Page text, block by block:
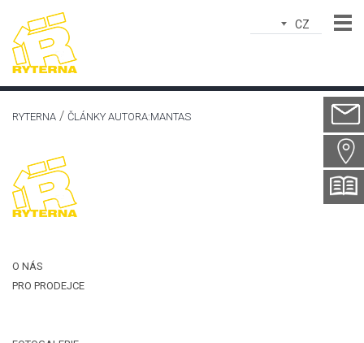
Jméno*
E-mailem*
Země*
Předmět*
CZ
RYTERNA ČLÁNKY AUTORA:MANTAS
O NÁS
PRO PRODEJCE